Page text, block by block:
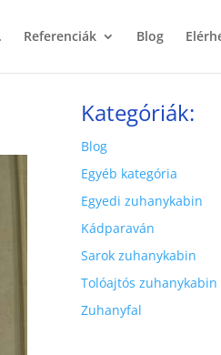
Referenciák Blog
Kategóriák:
Blog
Egyéb kategória
Egyedi zuhanykabin
Kádparaván
Sarok zuhanykabin
Tolóajtós zuhanykabin
Zuhanyfal